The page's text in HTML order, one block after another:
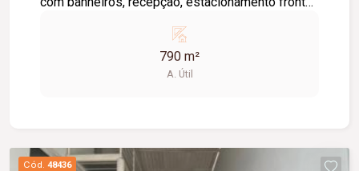
790 m²
A. Útil
Cód. 48436